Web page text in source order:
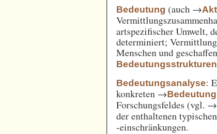
Bedeutung (auch →
artspezifischer Umwelt,
determiniert;
Menschen und
Bedeutungsstrukturen
Bedeutungsanalyse:
konkreten →
Forschungsfeldes (vgl. →
der enthaltenen
-einschränkungen.